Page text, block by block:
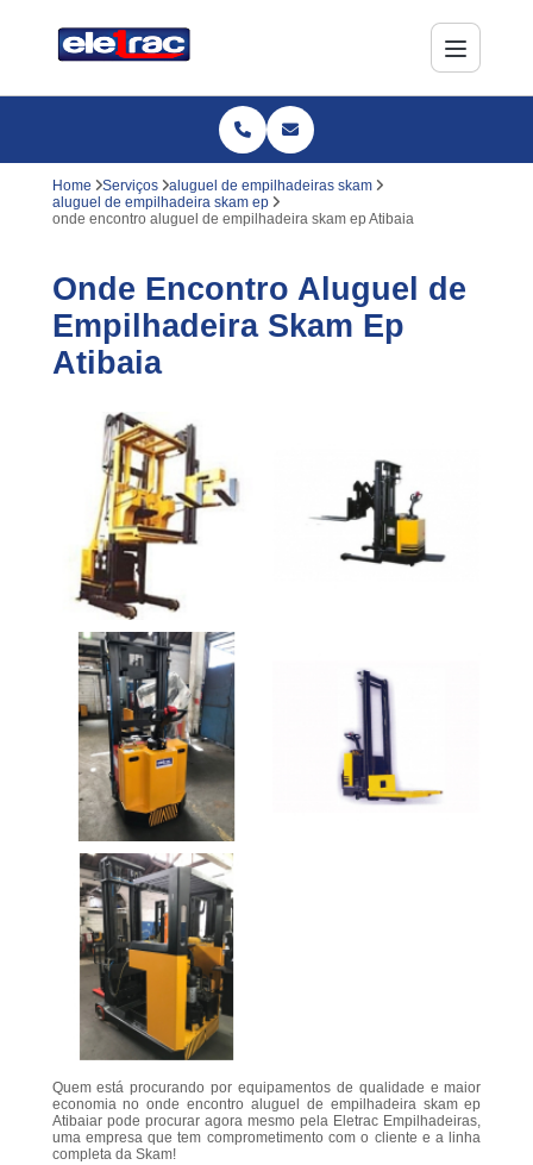
Home Serviços
aluguel de empilhadeiras skam
aluguel de empilhadeira skam ep
onde encontro aluguel de empilhadeira skam ep Atibaia
Onde Encontro Aluguel de
Empilhadeira Skam Ep
Atibaia
Quem está procurando por equipamentos de qualidade e maior
economia no onde encontro aluguel de empilhadeira skam ep
Atibaiar pode procurar agora mesmo pela Eletrac Empilhadeiras,
uma empresa que tem comprometimento com o cliente e a linha
completa da Skam!